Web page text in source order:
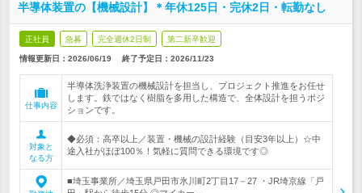
半導体装置の【機械設計】＊年休125日・完休2日・転勤なし
正社員 急募 完全週休2日制 第二新卒歓迎
情報更新日：2026/06/19 終了予定日： 2026/11/23
仕事内容
半導体洗浄装置の機械設計を担当し、プロジェクト推進をお任せ
します。鉄ではなく樹脂を多用した構造で、全体設計を担うポジ
ションです。
対象と
なる方
◆必須：高卒以上／装置・機械の設計経験（目安3年以上）☆中
途入社がほぼ100％！気軽に質問できる環境です◎
■埼玉事業所／埼玉県戸田市氷川町2丁目17－27 ・JR埼京線「戸